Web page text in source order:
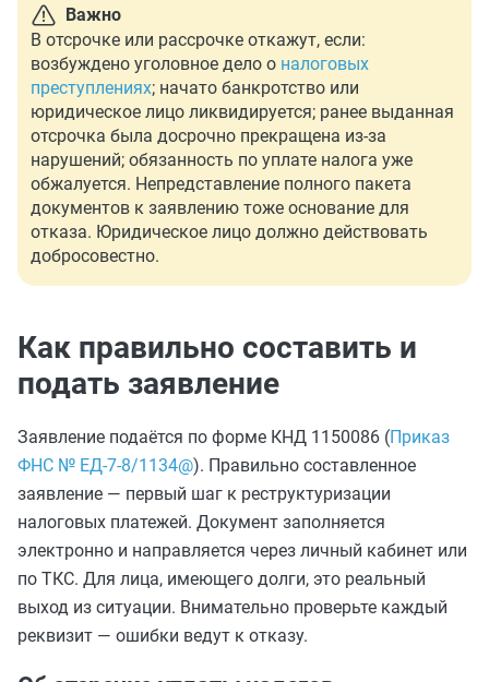
Важно
В отсрочке или рассрочке откажут, если:
возбуждено уголовное дело о налоговых
преступлениях; начато банкротство или
юридическое лицо ликвидируется; ранее выданная
отсрочка была досрочно прекращена из-за
нарушений; обязанность по уплате налога уже
обжалуется. Непредставление полного пакета
документов к заявлению тоже основание для
отказа. Юридическое лицо должно действовать
добросовестно.
Как правильно составить и
подать заявление
Заявление подаётся по форме КНД 1150086 (Приказ
ФНС № ЕД-7-8/1134@). Правильно составленное
заявление — первый шаг к реструктуризации
налоговых платежей. Документ заполняется
электронно и направляется через личный кабинет или
по ТКС. Для лица, имеющего долги, это реальный
выход из ситуации. Внимательно проверьте каждый
реквизит — ошибки ведут к отказу.